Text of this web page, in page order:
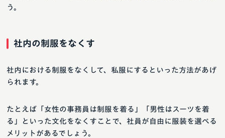
う。
社内の制服をなくす
社内における制服をなくして、私服にするといった方法があげ
られます。
たとえば「女性の事務員は制服を着る」「男性はスーツを着
る」といった文化をなくすことで、社員が自由に服装を選べる
メリットがあるでしょう。